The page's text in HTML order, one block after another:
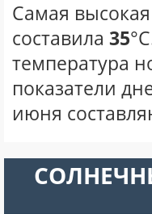
Самая
составила 35
температура
показатели
июня